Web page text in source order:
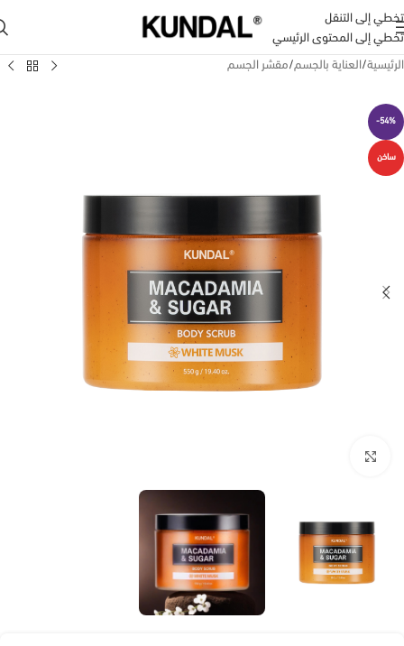
تخطي إلى التنقل
تخطي إلى المحتوى الرئيسي
الرئيسية/العناية بالجسم/مقشر الجسم
-54%
ساخن